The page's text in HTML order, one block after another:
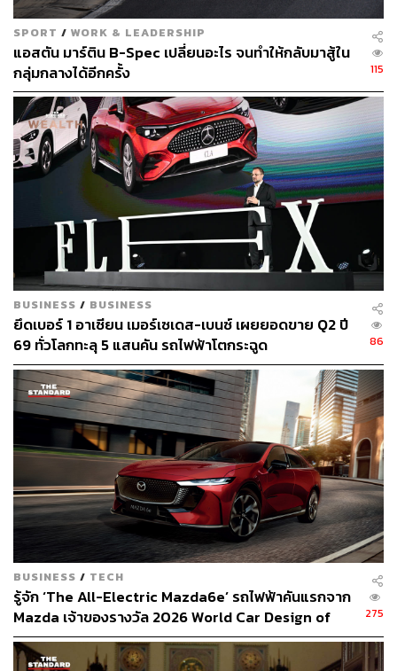
SPORT / WORK & LEADERSHIP
แอสตัน มาร์ติน B-Spec เปลี่ยนอะไร จนทำให้กลับมาสู้ใน
กลุ่มกลางได้อีกครั้ง
115
BUSINESS / BUSINESS
ยึดเบอร์ 1 อาเซียน เมอร์เซเดส-เบนซ์ เผยยอดขาย Q2 ปี
69 ทั่วโลกทะลุ 5 แสนคัน รถไฟฟ้าโตกระฉูด
86
BUSINESS / TECH
รู้จัก ‘The All-Electric Mazda6e’ รถไฟฟ้าคันแรกจาก
Mazda เจ้าของรางวัล 2026 World Car Design of
the Year [ADVERTORIAL]
275